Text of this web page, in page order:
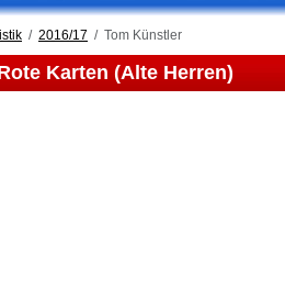
2016/17 Tom Künstler
Karten (Alte Herren)